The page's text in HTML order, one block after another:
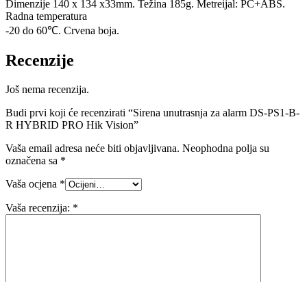
Vision
količina
Dimenzije 140 x 134 x33mm. Težina 185g. Metreijal: PC+ABS.
Radna temperatura
-20 do 60℃. Crvena boja.
Recenzije
Još nema recenzija.
Budi prvi koji će recenzirati “Sirena unutrasnja za alarm DS-PS1-B-
R HYBRID PRO Hik Vision”
Vaša email adresa neće biti objavljivana. Neophodna polja su
označena sa *
Vaša ocjena *
Vaša recenzija: *